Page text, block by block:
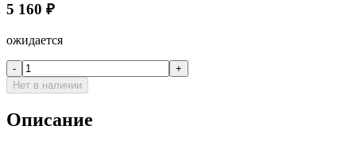
5 160 ₽
ожидается
-
+
Нет в наличии
Описание